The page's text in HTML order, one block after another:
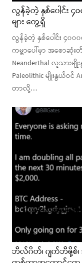
လွန်ခဲ့တဲ့ နှစ်ပေါင်း ၄
များ တွေ့ရှိ
လွန်ခဲ့တဲ့ နှစ်ပေါင်း ၄၀
ကမ္ဘာပေါ်မှာ အစော
Neanderthal လူသား
Paleolithic မျိုးနွယ်
တာလို့…
ဘီလ်ဂိတ်၊ ဂျက်ဘီဇို့စ်၊